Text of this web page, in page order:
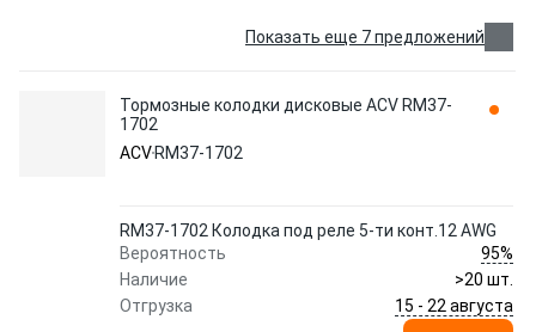
Показать еще 7 предложений
Тормозные колодки дисковые ACV RM37-
1702
ACV RM37-1702
RM37-1702 Колодка под реле 5-ти конт.12 AWG
Вероятность
95%
Наличие
>20 шт.
Отгрузка
15 - 22 августа